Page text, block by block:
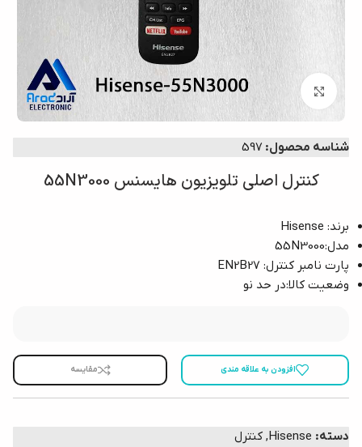
بزرگنمایی تصویر
شناسه محصول: 597
کنترل اصلی تلویزیون هایسنس 55N3000
برند: Hisense
مدل:55N3000
پارت نامبر کنترل: EN2B27
وضعیت کالا:در حد نو
افزودن به علاقه مندی مقایسه
دسته: Hisense
, کنترل